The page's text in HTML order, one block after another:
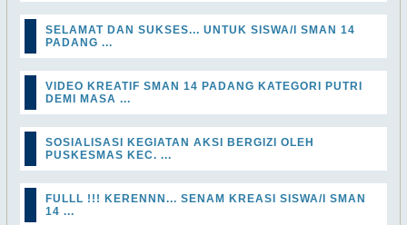
SELAMAT DAN SUKSES... UNTUK SISWA/I SMAN 14
PADANG ...
VIDEO KREATIF SMAN 14 PADANG KATEGORI PUTRI
DEMI MASA ...
SOSIALISASI KEGIATAN AKSI BERGIZI OLEH
PUSKESMAS KEC. ...
FULLL !!! KERENNN... SENAM KREASI SISWA/I SMAN
14 ...